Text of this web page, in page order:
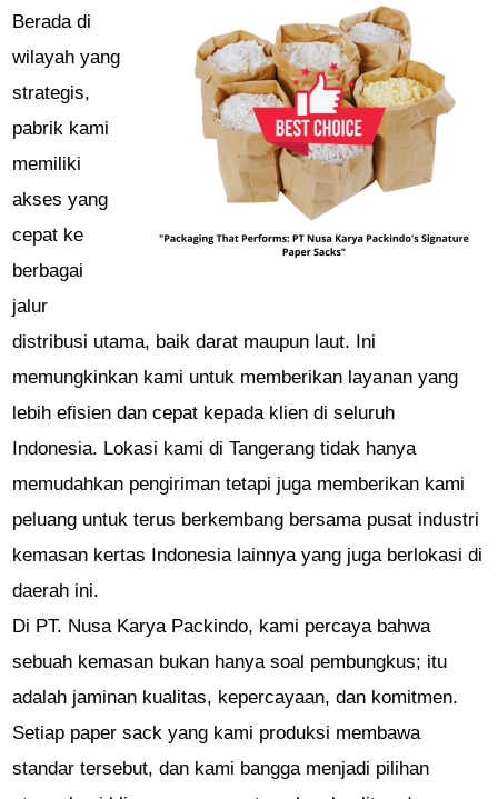
Berada di
wilayah yang
strategis,
pabrik kami
memiliki
akses yang
cepat ke
berbagai
jalur
distribusi utama, baik darat maupun laut. Ini
memungkinkan kami untuk memberikan layanan yang
lebih efisien dan cepat kepada klien di seluruh
Indonesia. Lokasi kami di Tangerang tidak hanya
memudahkan pengiriman tetapi juga memberikan kami
peluang untuk terus berkembang bersama pusat industri
kemasan kertas Indonesia lainnya yang juga berlokasi di
daerah ini.
Di PT. Nusa Karya Packindo, kami percaya bahwa
sebuah kemasan bukan hanya soal pembungkus; itu
adalah jaminan kualitas, kepercayaan, dan komitmen.
Setiap paper sack yang kami produksi membawa
standar tersebut, dan kami bangga menjadi pilihan